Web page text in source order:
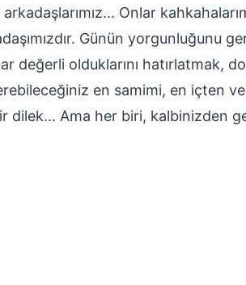
Onlar
Günün yorgunluğunu
olduklarını hatırlatmak,
en samimi, en içten ve
dilek… Ama her biri, kalbinizden